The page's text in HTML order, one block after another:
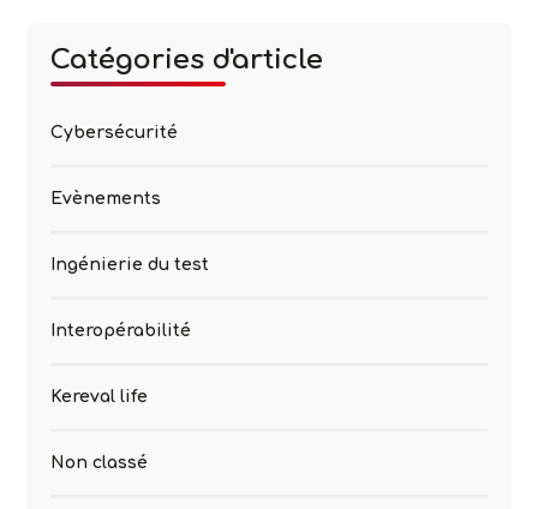
Catégories d'article
Cybersécurité
Evènements
Ingénierie du test
Interopérabilité
Kereval life
Non classé